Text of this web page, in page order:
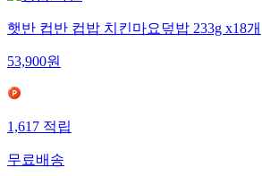
햇반 컵반 컵밥 치킨마요덮밥 233g x18개
53,900원
1,617적립
무료배송